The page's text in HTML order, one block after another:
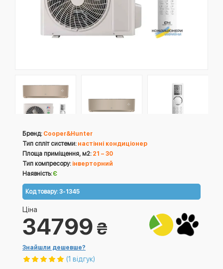
Бренд: Cooper&Hunter
Тип спліт системи: настінні кондиціонер
Площа приміщення, м2: 21 – 30
Тип компресору: інверторний
Наявність:Є
Код товару:3-1345
Ціна
34799 ₴
Знайшли дешевше?
(1 відгук)